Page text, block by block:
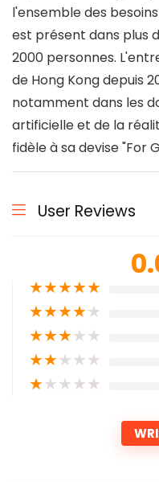
l'ensemble des
est présent dans plus
2000 personnes.
de Hong Kong depuis
notamment dans les
artificielle et de la
fidèle à sa devise "For
User Reviews
★★★★★
★★★★★
★★★★★
★★★★★
★★★★★